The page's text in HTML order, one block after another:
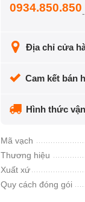
0934.850.850-
Địa chỉ cửa
Cam kết bán
Hình thức
Mã vạch
Thương hiệu
Xuất xứ
Quy cách đóng gói